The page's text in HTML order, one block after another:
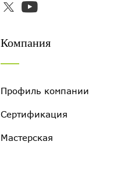
Компания
Профиль компании
Сертификация
Мастерская